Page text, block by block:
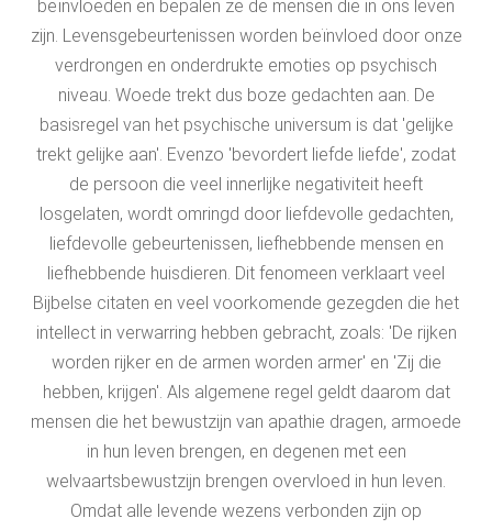
beïnvloeden en bepalen ze de mensen die in ons leven
zijn. Levensgebeurtenissen worden beïnvloed door onze
verdrongen en onderdrukte emoties op psychisch
niveau. Woede trekt dus boze gedachten aan. De
basisregel van het psychische universum is dat 'gelijke
trekt gelijke aan'. Evenzo 'bevordert liefde liefde', zodat
de persoon die veel innerlijke negativiteit heeft
losgelaten, wordt omringd door liefdevolle gedachten,
liefdevolle gebeurtenissen, liefhebbende mensen en
liefhebbende huisdieren. Dit fenomeen verklaart veel
Bijbelse citaten en veel voorkomende gezegden die het
intellect in verwarring hebben gebracht, zoals: 'De rijken
worden rijker en de armen worden armer' en 'Zij die
hebben, krijgen'. Als algemene regel geldt daarom dat
mensen die het bewustzijn van apathie dragen, armoede
in hun leven brengen, en degenen met een
welvaartsbewustzijn brengen overvloed in hun leven.
Omdat alle levende wezens verbonden zijn op